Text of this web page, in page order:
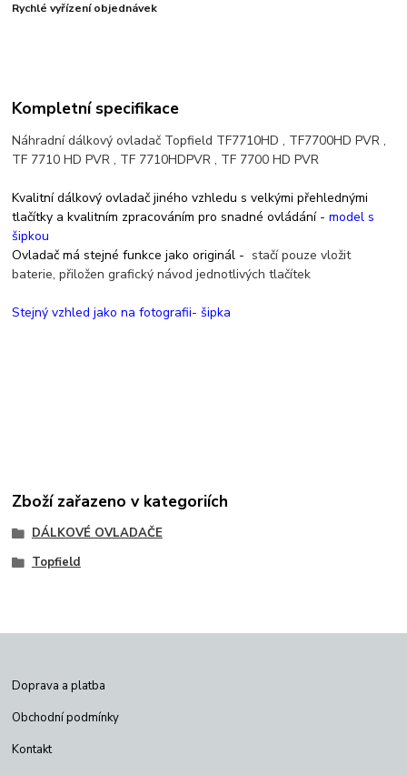
Rychlé vyřízení objednávek
Kompletní specifikace
Náhradní dálkový ovladač Topfield TF7710HD , TF7700HD PVR ,
TF 7710 HD PVR , TF 7710HDPVR , TF 7700 HD PVR
Kvalitní dálkový ovladač jiného vzhledu s velkými přehlednými
tlačítky a kvalitním zpracováním pro snadné ovládání -model s
šipkou
Ovladač má stejné funkce jako originál - stačí pouze vložit
baterie, přiložen grafický návod jednotlivých tlačítek
Stejný vzhled jako na fotografii- šipka
Zboží zařazeno v kategoriích
DÁLKOVÉ OVLADAČE
Topfield
Doprava a platba
Obchodní podmínky
Kontakt